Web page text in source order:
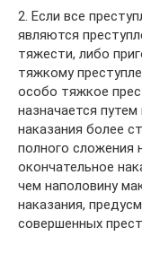
2. Если все
являются
тяжести, либо
тяжкому
особо тяжкое
назначается
наказания более
полного сложения
окончательное
чем наполовину
наказания,
совершенных